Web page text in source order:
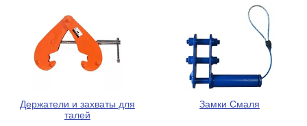
Держатели и захваты для
талей
Замки Смаля